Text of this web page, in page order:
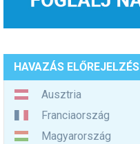
HAVAZÁS ELŐREJELZÉS
Ausztria
Franciaország
Magyarország